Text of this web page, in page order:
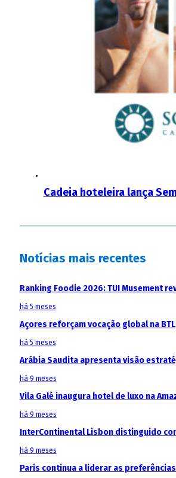
Cadeia hoteleira lança
Notícias mais recentes
Ranking Foodie 2026: TUI Musement
há 5 meses
Açores reforçam vocação global na BTL
há 5 meses
Arábia Saudita apresenta visão
há 9 meses
Vila Galé inaugura hotel de luxo na
há 9 meses
InterContinental Lisbon distinguido
há 9 meses
Paris continua a liderar as